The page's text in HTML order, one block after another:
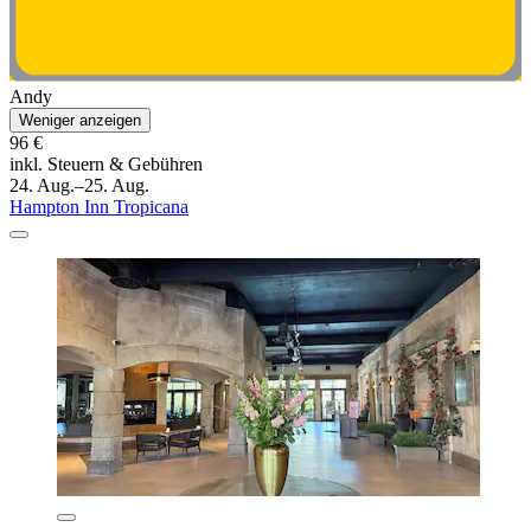
Andy
Weniger anzeigen
96 €
inkl. Steuern & Gebühren
24. Aug.–25. Aug.
Hampton Inn Tropicana